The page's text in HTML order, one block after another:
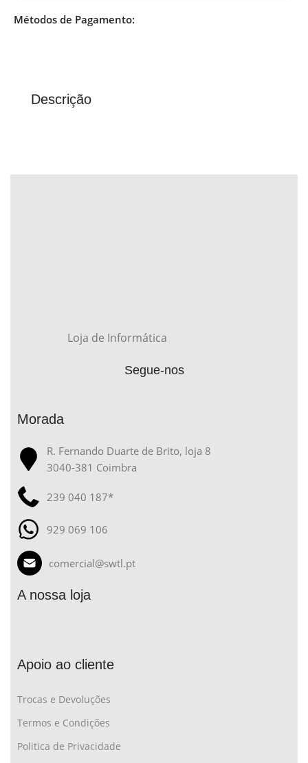
Métodos de Pagamento:
Descrição
Loja de Informática
Segue-nos
Morada
R. Fernando Duarte de Brito, loja 8
3040-381 Coimbra
239 040 187*
929 069 106
comercial@swtl.pt
A nossa loja
Apoio ao cliente
Trocas e Devoluções
Termos e Condições
Politica de Privacidade